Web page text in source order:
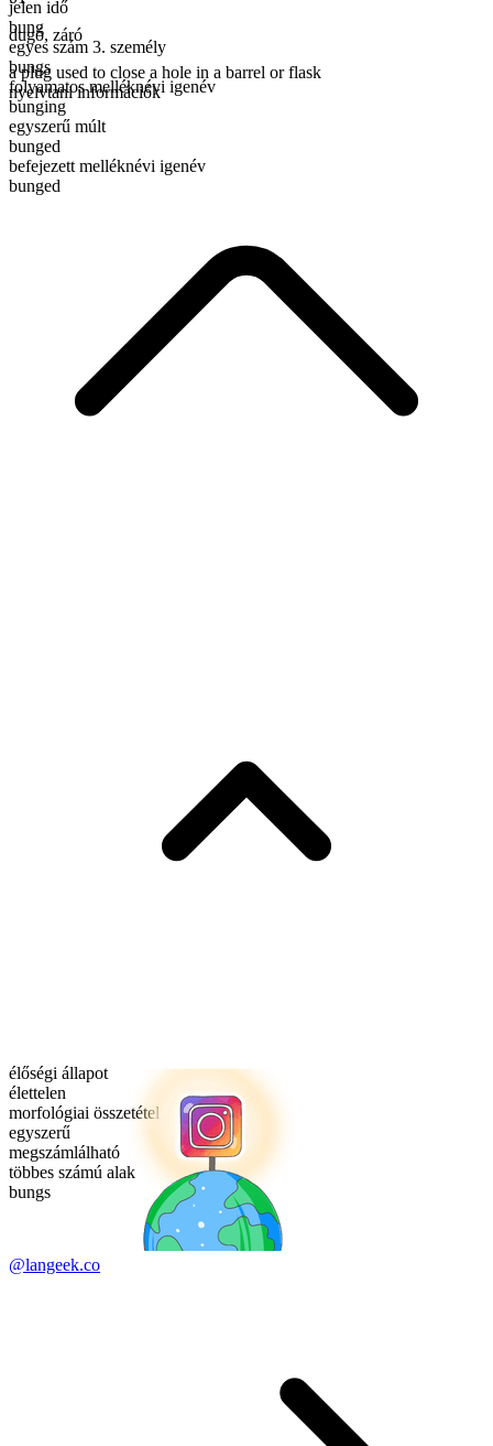
jelen idő
bung
egyes szám 3. személy
bungs
folyamatos melléknévi igenév
bunging
egyszerű múlt
bunged
befejezett melléknévi igenév
bunged
dugó, záró
a plug used to close a hole in a barrel or flask
nyelvtani információk
élőségi állapot
élettelen
morfológiai összetétel
egyszerű
megszámlálható
többes számú alak
bungs
@langeek.co